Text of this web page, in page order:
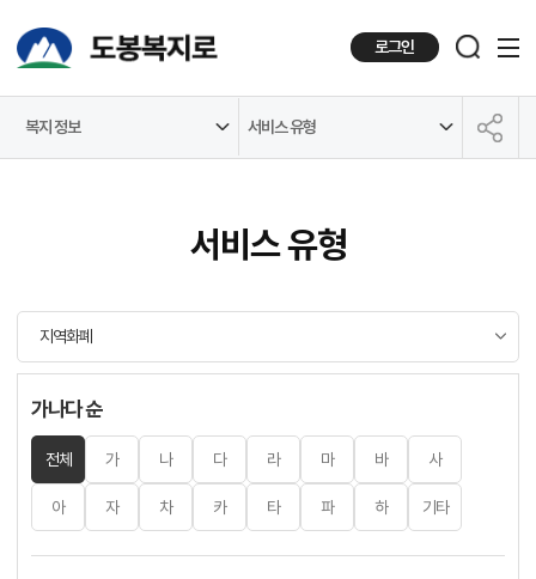
로그인
복지 정보 서비스 유형
서비스 유형
가나다 순
전체 가 나 다 라 마 바 사
아 자 차 카 타 파 하 기타